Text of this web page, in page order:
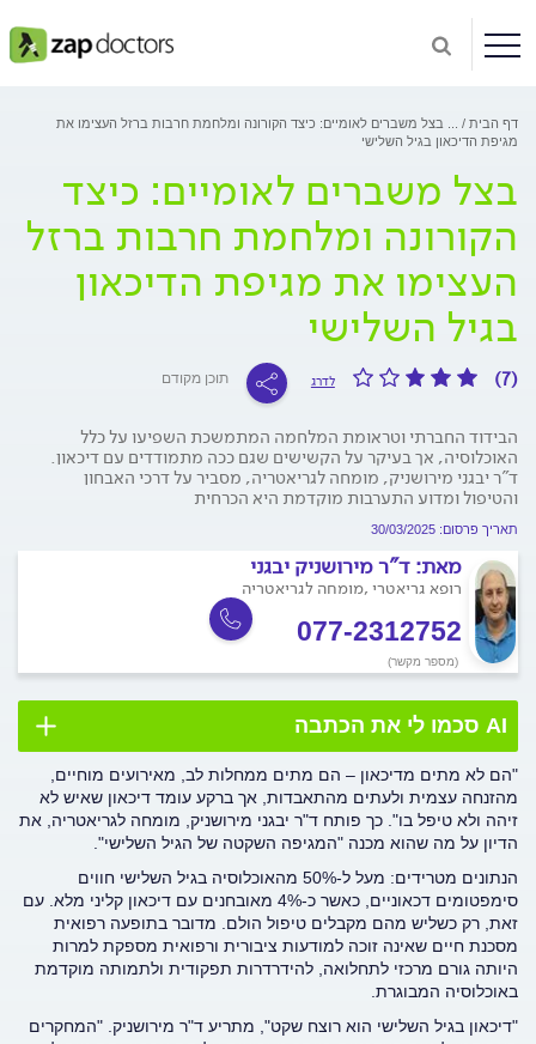
דף הבית
בצל משברים לאומיים: כיצד הקורונה ומלחמת חרבות ברזל העצימו את
מגיפת הדיכאון בגיל השלישי
בצל משברים לאומיים: כיצד
הקורונה ומלחמת חרבות ברזל
העצימו את מגיפת הדיכאון
בגיל השלישי
(7) לדרג תוכן מקודם
הבידוד החברתי וטראומת המלחמה המתמשכת השפיעו על כלל
האוכלוסיה, אך בעיקר על הקשישים שגם ככה מתמודדים עם דיכאון.
ד"ר יבגני מירושניק, מומחה לגריאטריה, מסביר על דרכי האבחון
והטיפול ומדוע התערבות מוקדמת היא הכרחית
תאריך פרסום: 30/03/2025
מאת: ד"ר מירושניק יבגני
רופא גריאטרי ,מומחה לגריאטריה
077-2312752
(מספר מקשר)
AI סכמו לי את הכתבה
"הם לא מתים מדיכאון – הם מתים ממחלות לב, מאירועים מוחיים,
מהזנחה עצמית ולעתים מהתאבדות, אך ברקע עומד דיכאון שאיש לא
זיהה ולא טיפל בו". כך פותח ד"ר יבגני מירושניק, מומחה לגריאטריה, את
הדיון על מה שהוא מכנה "המגיפה השקטה של הגיל השלישי".
הנתונים מטרידים: מעל ל-50% מהאוכלוסיה בגיל השלישי חווים
סימפטומים דכאוניים, כאשר כ-4% מאובחנים עם דיכאון קליני מלא. עם
זאת, רק כשליש מהם מקבלים טיפול הולם. מדובר בתופעה רפואית
מסכנת חיים שאינה זוכה למודעות ציבורית ורפואית מספקת למרות
היותה גורם מרכזי לתחלואה, להידרדרות תפקודית ולתמותה מוקדמת
באוכלוסיה המבוגרת.
"דיכאון בגיל השלישי הוא רוצח שקט", מתריע ד"ר מירושניק. "המחקרים